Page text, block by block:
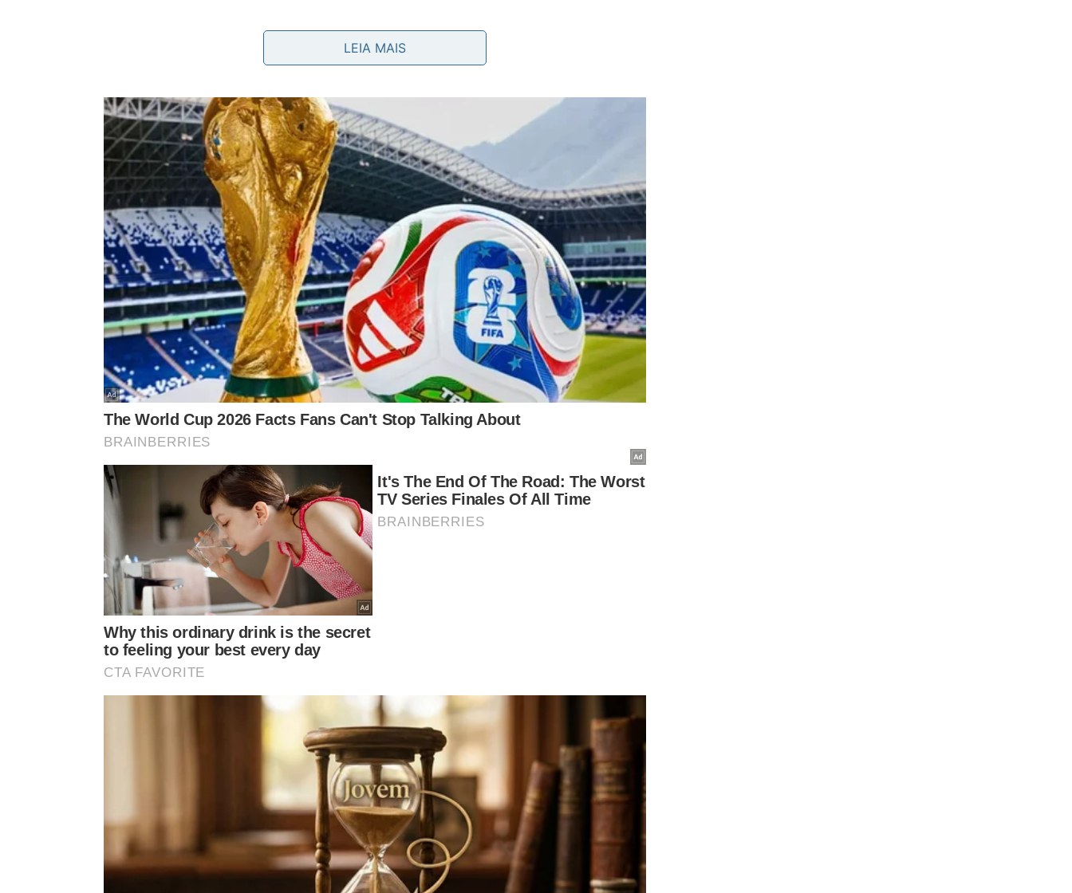
Como a engenharia antiga garantiu tanta durabilidade?
A ponte foi construída utilizando enormes blocos de pedra encaixados com precisão. Embora pareçam
apenas empilhados, especialistas acreditam que diversas peças receberam acabamento para melhorar o
encaixe entre elas.
Pequenas pedras provavelmente preencheram alguns espaços, aumentando a estabilidade da estrutura.
Esse método permitiu que a ponte resistisse por milhares de anos praticamente sem alterações estruturais
significativas.
LEIA MAIS